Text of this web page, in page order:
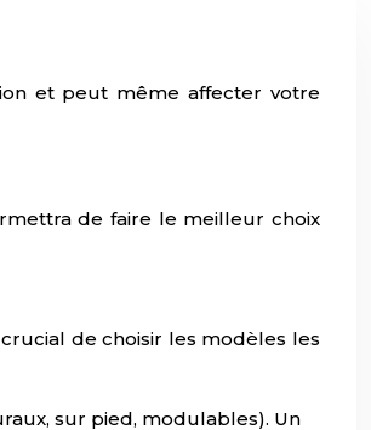
et peut même affecter votre
de faire le meilleur choix
de choisir les modèles les
sur pied, modulables). Un